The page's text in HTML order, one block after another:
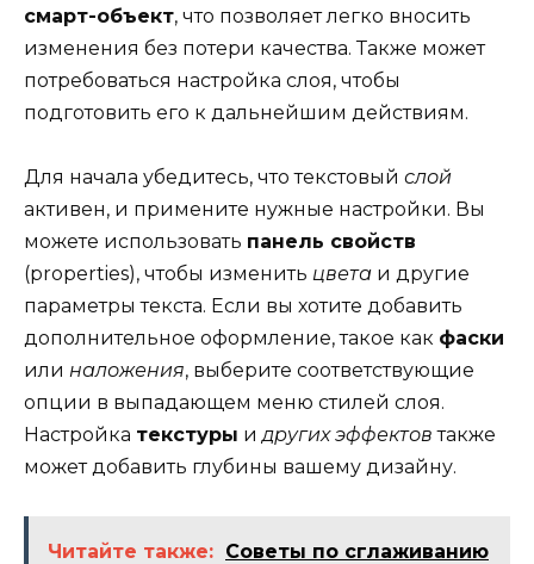
смарт-объект, что позволяет легко вносить
изменения без потери качества. Также может
потребоваться настройка слоя, чтобы
подготовить его к дальнейшим действиям.
Для начала убедитесь, что текстовый слой
активен, и примените нужные настройки. Вы
можете использовать панель свойств
(properties), чтобы изменить цвета и другие
параметры текста. Если вы хотите добавить
дополнительное оформление, такое как фаски
или наложения, выберите соответствующие
опции в выпадающем меню стилей слоя.
Настройка текстуры идругих эффектов также
может добавить глубины вашему дизайну.
Читайте также: Советы по сглаживанию